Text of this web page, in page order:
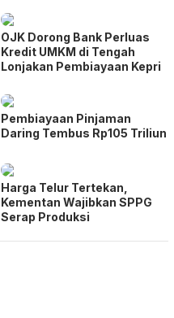
OJK Dorong Bank Perluas
Kredit UMKM di Tengah
Lonjakan Pembiayaan Kepri
Pembiayaan Pinjaman
Daring Tembus Rp105 Triliun
Harga Telur Tertekan,
Kementan Wajibkan SPPG
Serap Produksi